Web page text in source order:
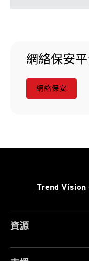
網絡保安
網絡保安
Trend Vision
資源